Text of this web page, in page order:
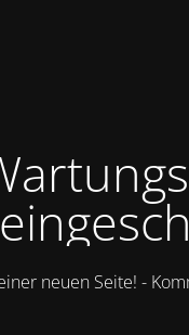
neuen Seite! -